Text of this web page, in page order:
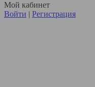
Мой кабинет
Войти | Регистрация